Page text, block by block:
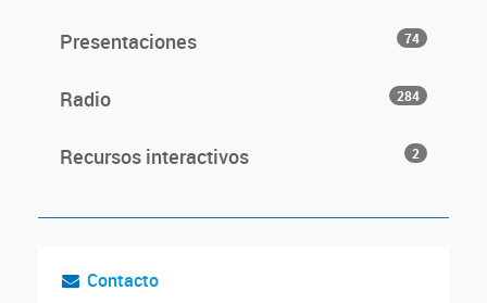
Presentaciones 74
Radio 284
Recursos interactivos 2
Contacto